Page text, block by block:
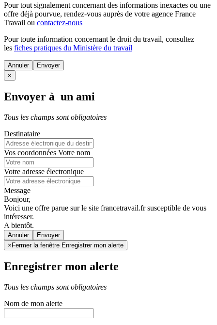
Pour tout signalement concernant des informations inexactes ou une
offre déjà pourvue, rendez-vous auprès de votre agence France
Travail ou contactez-nous
Pour toute information concernant le droit du travail, consultez
les fiches pratiques du Ministère du travail
Annuler
×
Envoyer à un ami
Tous les champs sont obligatoires
Destinataire
Vos coordonnées Votre nom
Votre adresse électronique
Message
Bonjour,
Voici une offre parue sur le site francetravail.fr susceptible de vous
intéresser.
A bientôt.
Annuler
× Fermer la fenêtre Enregistrer mon alerte
Enregistrer mon alerte
Tous les champs sont obligatoires
Nom de mon alerte